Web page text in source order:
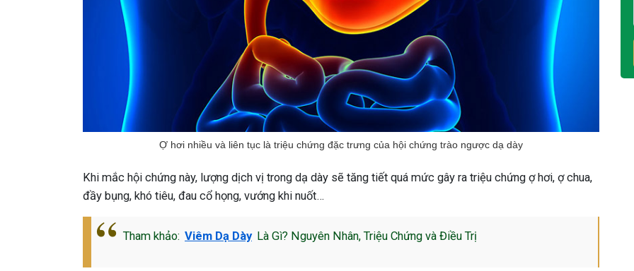
Ợ hơi nhiều và liên tục là triệu chứng đặc trưng của hội chứng trào ngược dạ dày
Khi mắc hội chứng này, lượng dịch vị trong dạ dày sẽ tăng tiết quá mức gây ra triệu chứng ợ hơi, ợ chua,
đầy bụng, khó tiêu, đau cổ họng, vướng khi nuốt…
Tham khảo: Viêm Dạ Dày Là Gì? Nguyên Nhân, Triệu Chứng và Điều Trị